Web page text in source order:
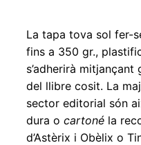
La tapa tova sol fer-
fins a 350 gr.,
s’adherirà
del llibre cosit. La
sector editorial són
dura o cartoné la
d’Astèrix i Obèlix o